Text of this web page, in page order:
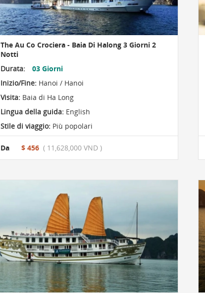
The Au Co Crociera - Baia Di Halong 3 Giorni 2
Notti
Durata:
03 Giorni
Inizio/Fine: Hanoi / Hanoi
Visita: Baia di Ha Long
Lingua della guida: English
Stile di viaggio: Più popolari
Da $ 456 ( 11,628,000 VND )